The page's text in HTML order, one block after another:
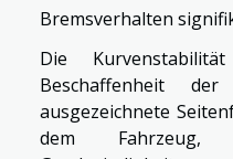
Bremsverhalten
Die
Beschaffenheit
ausgezeichnete
dem